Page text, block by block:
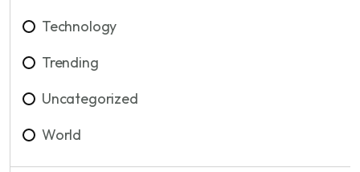
Technology
Trending
Uncategorized
World